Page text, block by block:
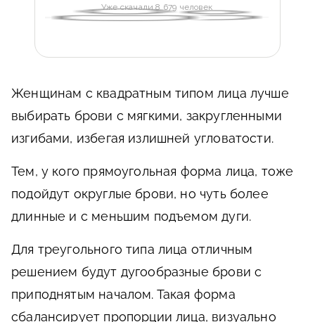
Уже скачали 8 679 человек
Женщинам с квадратным типом лица лучше
выбирать брови с мягкими, закругленными
изгибами, избегая излишней угловатости.
Тем, у кого прямоугольная форма лица, тоже
подойдут округлые брови, но чуть более
длинные и с меньшим подъемом дуги.
Для треугольного типа лица отличным
решением будут дугообразные брови с
приподнятым началом. Такая форма
сбалансирует пропорции лица, визуально